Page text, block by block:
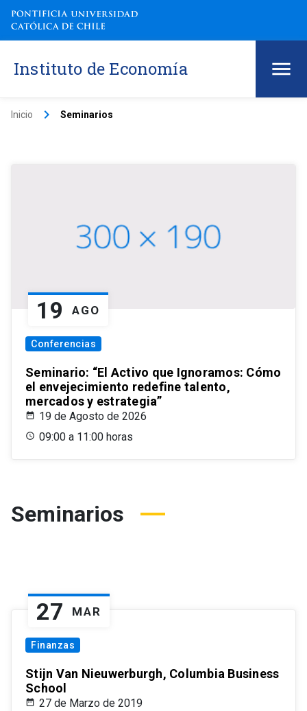
Instituto de Economía
Inicio keyboard_arrow_right Seminarios
19 AGO
Conferencias
Seminario: “El Activo que Ignoramos: Cómo
el envejecimiento redefine talento,
mercados y estrategia”
19 de Agosto de 2026
09:00 a 11:00 horas
Seminarios
27 MAR
Finanzas
Stijn Van Nieuwerburgh, Columbia Business
School
27 de Marzo de 2019